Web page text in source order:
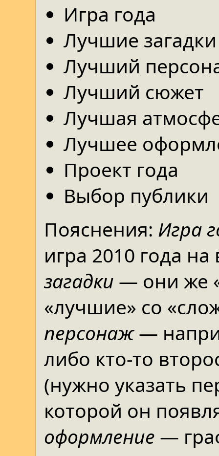
Игра года
Лучшие загадки
Лучший
Лучший сюжет
Лучшая
Лучшее
Проект года
Выбор публики
Пояснения: Игра
игра 2010 года
загадки — они же
«лучшие» со
персонаж—
либо кто-то
(нужно указать
которой он
оформление —